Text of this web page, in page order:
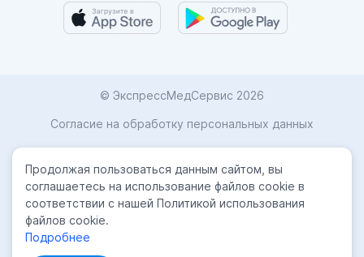
© ЭкспрессМедСервис 2026
Согласие на обработку персональных данных
Карта сайта
Политика конфиденциальности
Лицензиии
Продолжая пользоваться данным сайтом, вы
соглашаетесь на использование файлов cookie в
соответствии с нашей Политикой использования
файлов cookie.
Подробнее